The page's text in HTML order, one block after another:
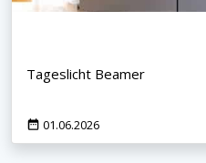
Tageslicht Beamer
01.06.2026